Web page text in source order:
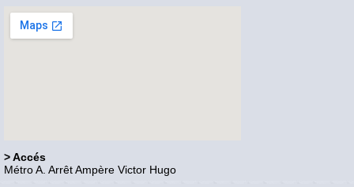
> Accés
Métro A. Arrêt Ampère Victor Hugo